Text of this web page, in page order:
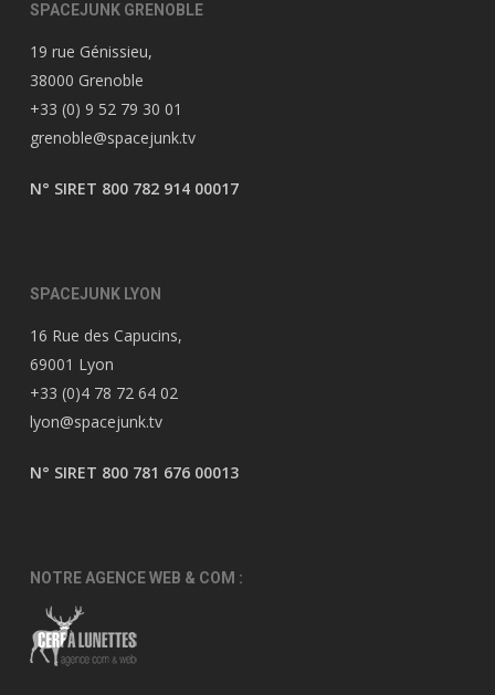
SPACEJUNK GRENOBLE
19 rue Génissieu,
38000 Grenoble
+33 (0) 9 52 79 30 01
grenoble@spacejunk.tv
N° SIRET 800 782 914 00017
SPACEJUNK LYON
16 Rue des Capucins,
69001 Lyon
+33 (0)4 78 72 64 02
lyon@spacejunk.tv
N° SIRET 800 781 676 00013
NOTRE AGENCE WEB & COM :